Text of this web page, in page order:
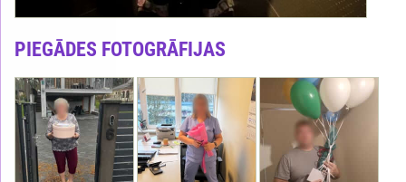
PIEGĀDES FOTOGRĀFIJAS